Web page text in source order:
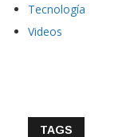
Tecnología
Videos
TAGS